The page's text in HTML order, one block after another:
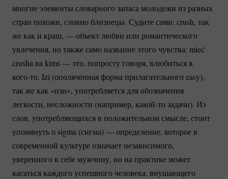
многие элементы словарного запаса молодежи из разных
стран похожи, словно близнецы. Судите сами: crush, так
же как и краш, — объект любви или романтического
увлечения, но также само название этого чувства: mieć
crusha na kimś — это, попросту говоря, влюбиться в
кого-то. Izi (ополяченная форма прилагательного easy),
так же как «изи», употребляется для обозначения
легкости, несложности (например, какой-то задачи). Из
слов, употребляющихся в положительном смысле, стоит
упомянуть о sigma (сигма) — определение, которое в
современной культуре означает независимого,
уверенного в себе мужчину, но на практике может
касаться каждого успешного человека, внушающего